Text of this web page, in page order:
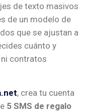
de texto masivos
de un modelo de
que se ajustan a
cuánto y
contratos
, crea tu cuenta
5 SMS de regalo